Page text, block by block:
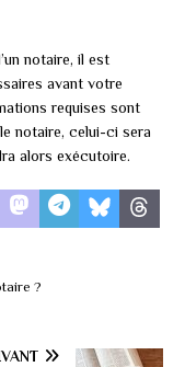
notaire, il est
avant votre
requises sont
notaire, celui-ci sera
alors exécutoire.
?